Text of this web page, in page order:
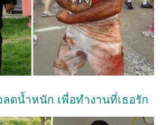
ดน้ำหนัก เพื่อทำงานที่เธอรัก